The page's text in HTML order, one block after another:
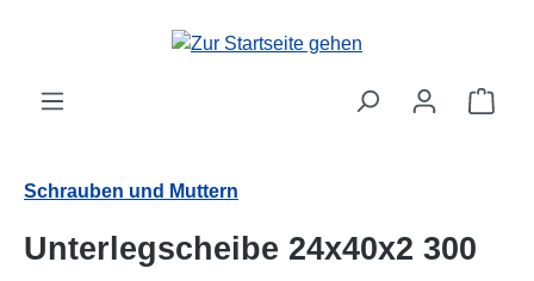
Zum Hauptinhalt springen
Schrauben und Muttern
Unterlegscheibe 24x40x2 300